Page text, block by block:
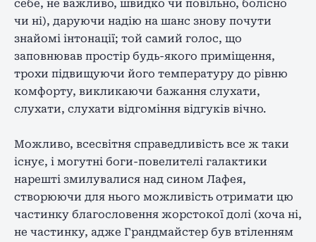
себе, не важливо, швидко чи повільно, болісно
чи ні), даруючи надію на шанс знову почути
знайомі інтонації; той самий голос, що
заповнював простір будь-якого приміщення,
трохи підвищуючи його температуру до рівню
комфорту, викликаючи бажання слухати,
слухати, слухати відгоміння відгуків вічно.
Можливо, всесвітня справедливість все ж таки
існує, і могутні боги-повелителі галактики
нарешті змилувалися над сином Лафея,
створюючи для нього можливість отримати цю
частинку благословення жорстокої долі (хоча ні,
не частинку, адже Грандмайстер був втіленням